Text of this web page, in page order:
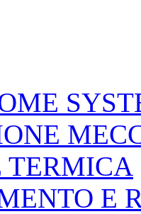
TERMICA
E